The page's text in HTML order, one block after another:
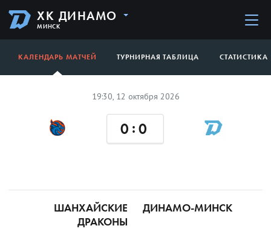
ХК ДИНАМО
МИНСК
КАЛЕНДАРЬ МАТЧЕЙ ТУРНИРНАЯ ТАБЛИЦА СТАТИСТИКА
19:30, 12 октября 2026
ШАНХАЙСКИЕ
ДРАКОНЫ
0 :0
ДИНАМО-МИНСК